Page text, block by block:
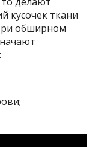
кусочек ткани
обширном